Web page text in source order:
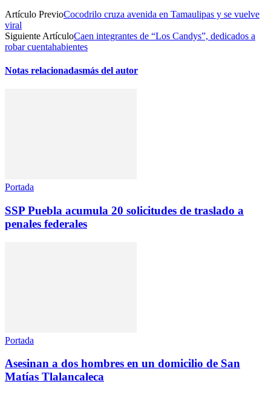
Artículo PrevioCocodrilo cruza avenida en Tamaulipas y se vuelve
viral
Siguiente ArtículoCaen integrantes de “Los Candys”, dedicados a
robar cuentahabientes
Notas relacionadasmás del autor
Portada
SSP Puebla acumula 20 solicitudes de traslado a
penales federales
Portada
Asesinan a dos hombres en un domicilio de San
Matías Tlalancaleca